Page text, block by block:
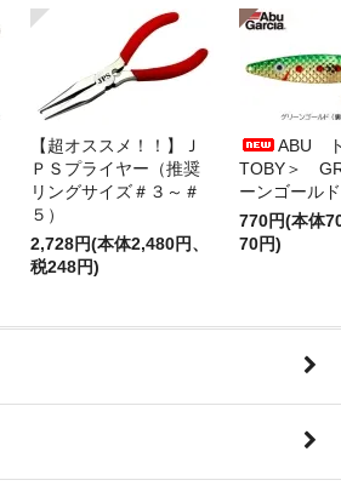
【超オススメ！！】Ｊ
ＰＳプライヤー（推奨
リングサイズ＃３～＃
５）
2,728円(本体2,480円、
税248円)
ABU
TOBY＞
ーンゴールド
770円(本体
70円)